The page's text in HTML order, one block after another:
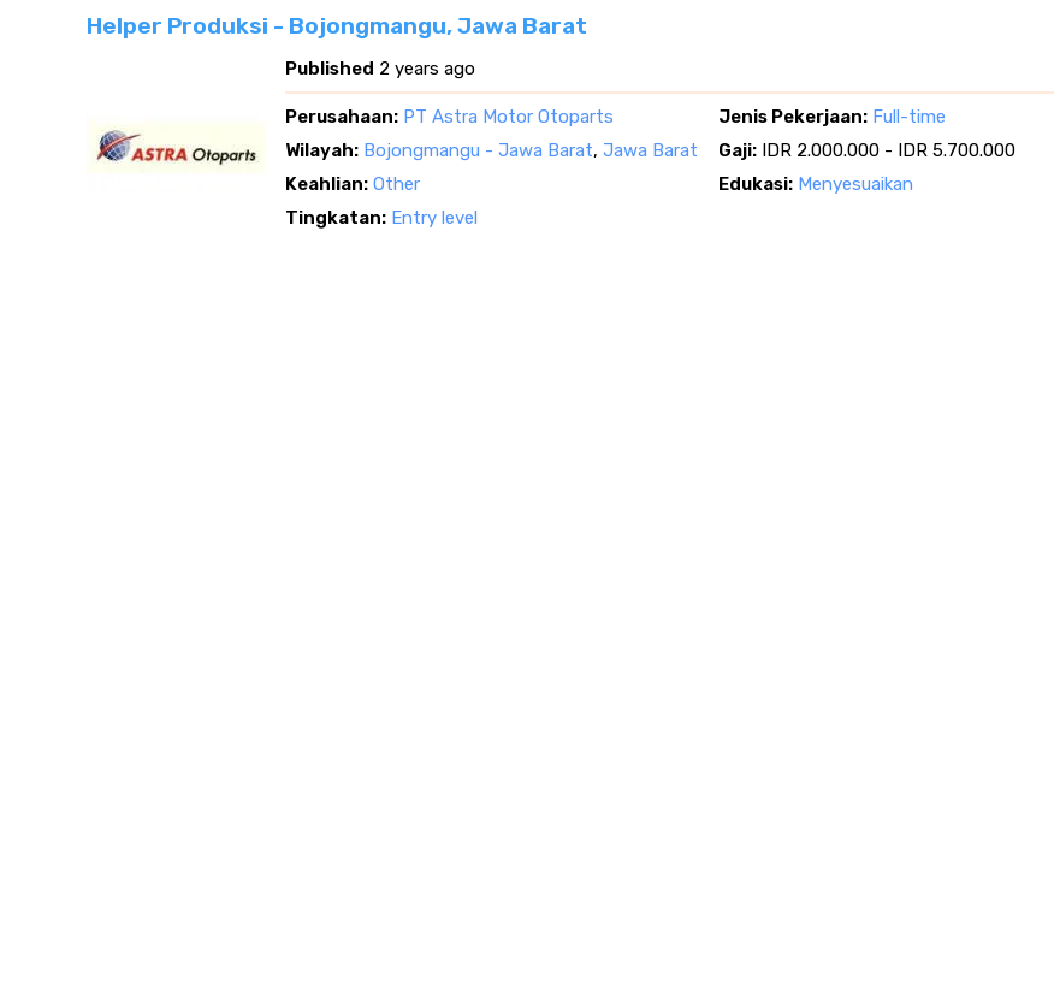
Helper Produksi - Bojongmangu, Jawa Barat
Published 2 years ago
Perusahaan: PT Astra Motor Otoparts Jenis Pekerjaan: Full-time
Wilayah: Bojongmangu - Jawa Barat, Jawa Barat Gaji: IDR 2.000.000 - IDR 5.700.000
Keahlian: Other Edukasi: Menyesuaikan
Tingkatan: Entry level